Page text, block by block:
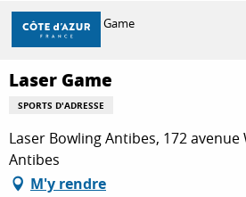
Aller
contenu
principal
DÉCOUVRIR
À FAIRE
Accueil Laser Game
Laser Game
SPORTS D'ADRESSE
Laser Bowling Antibes, 172 avenue
Antibes
M'y rendre